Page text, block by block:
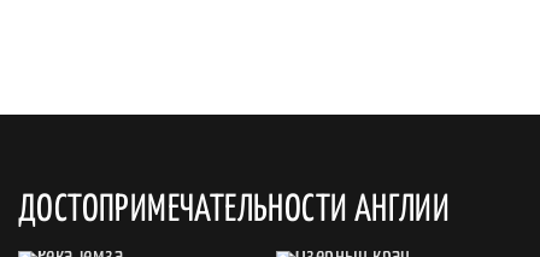
ДОСТОПРИМЕЧАТЕЛЬНОСТИ АНГЛИИ